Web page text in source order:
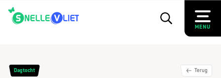
MENU
Terug
Dagtocht